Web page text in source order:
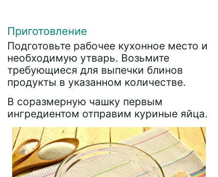
Приготовление
Подготовьте рабочее кухонное место и
необходимую утварь. Возьмите
требующиеся для выпечки блинов
продукты в указанном количестве.
В соразмерную чашку первым
ингредиентом отправим куриные яйца.